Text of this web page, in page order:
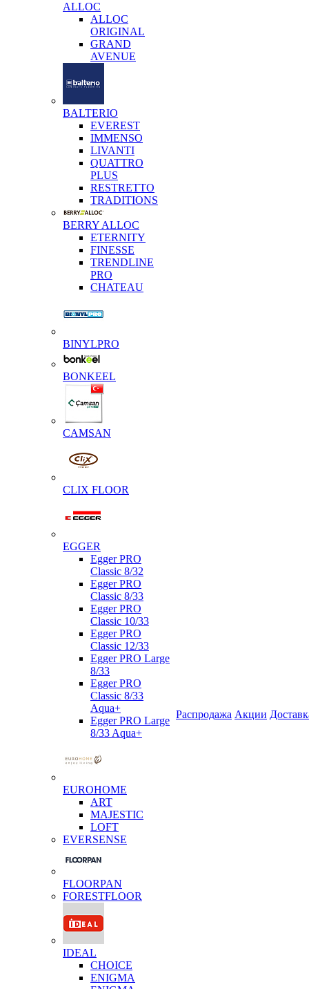
ALLOC
ALLOC
ORIGINAL
GRAND
AVENUE
BALTERIO
EVEREST
IMMENSO
LIVANTI
QUATTRO
PLUS
RESTRETTO
TRADITIONS
BERRY ALLOC
ETERNITY
FINESSE
TRENDLINE
PRO
CHATEAU
BINYLPRO
BONKEEL
CAMSAN
CLIX FLOOR
EGGER
Egger PRO
Classic 8/32
Egger PRO
Classic 8/33
Egger PRO
Classic 10/33
Egger PRO
Classic 12/33
Egger PRO Large
8/33
Egger PRO
Classic 8/33
Aqua+
Egger PRO Large
8/33 Aqua+
EUROHOME
ART
MAJESTIC
LOFT
EVERSENSE
FLOORPAN
FORESTFLOOR
IDEAL
CHOICE
ENIGMA
Распродажа Акции